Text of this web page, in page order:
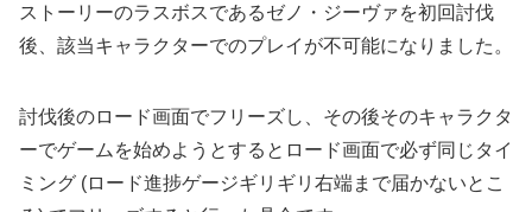
ストーリーのラスボスであるゼノ・ジーヴァを初回討伐
後、該当キャラクターでのプレイが不可能になりました。
討伐後のロード画面でフリーズし、その後そのキャラクタ
ーでゲームを始めようとするとロード画面で必ず同じタイ
ミング (ロード進捗ゲージギリギリ右端まで届かないとこ